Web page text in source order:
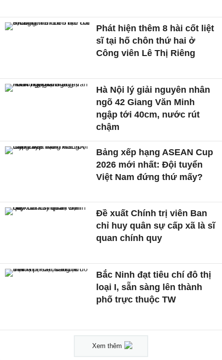
Phát hiện thêm 8 hài cốt liệt
sĩ tại hố chôn thứ hai ở
Công viên Lê Thị Riêng
Hà Nội lý giải nguyên nhân
ngõ 42 Giang Văn Minh
ngập tới 40cm, nước rút
chậm
Bảng xếp hạng ASEAN Cup
2026 mới nhất: Đội tuyển
Việt Nam đứng thứ mấy?
Đề xuất Chính trị viên Ban
chỉ huy quân sự cấp xã là sĩ
quan chính quy
Bắc Ninh đạt tiêu chí đô thị
loại I, sẵn sàng lên thành
phố trực thuộc TW
Xem thêm